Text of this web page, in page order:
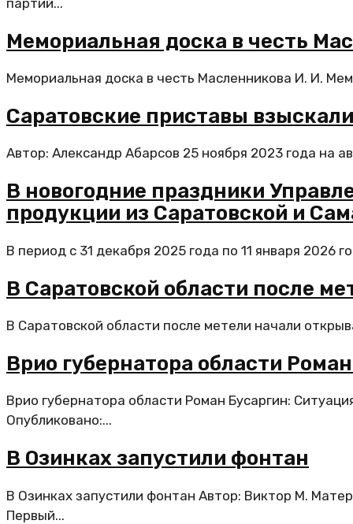
Мемориальная доска в честь
Мемориальная доска в честь Масленникова И. И.
Саратовские приставы
Автор: Александр Абарсов 25 ноября 2023 года на
В новогодние праздники
продукции из Саратовской и
В период с 31 декабря 2025 года по 11 января 2026
В Саратовской области после
В Саратовской области после метели начали
Врио губернатора области
Врио губернатора области Роман Бусаргин:
Опубликовано:...
В Озинках запустили фонтан
В Озинках запустили фонтан Автор: Виктор М.
Первый...